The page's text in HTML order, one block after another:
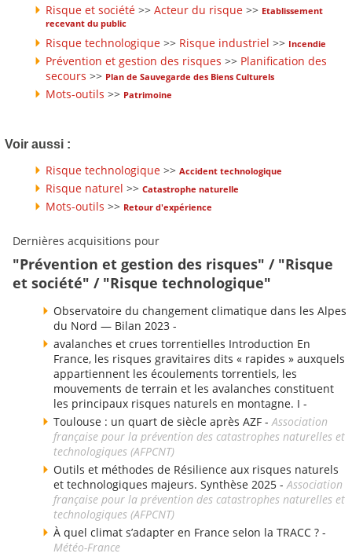
Risque et société >> Acteur du risque >> Etablissement
recevant du public
Risque technologique >> Risque industriel >> Incendie
Prévention et gestion des risques >> Planification des
secours >> Plan de Sauvegarde des Biens Culturels
Mots-outils >> Patrimoine
Voir aussi :
Risque technologique >> Accident technologique
Risque naturel >> Catastrophe naturelle
Mots-outils >> Retour d'expérience
Dernières acquisitions pour
"Prévention et gestion des risques" / "Risque
et société" / "Risque technologique"
Observatoire du changement climatique dans les Alpes
du Nord — Bilan 2023 -
avalanches et crues torrentielles Introduction En
France, les risques gravitaires dits « rapides » auxquels
appartiennent les écoulements torrentiels, les
mouvements de terrain et les avalanches constituent
les principaux risques naturels en montagne. I -
Toulouse : un quart de siècle après AZF -Association
française pour la prévention des catastrophes naturelles et
technologiques (AFPCNT)
Outils et méthodes de Résilience aux risques naturels
et technologiques majeurs. Synthèse 2025 -Association
française pour la prévention des catastrophes naturelles et
technologiques (AFPCNT)
À quel climat s’adapter en France selon la TRACC ? -
Météo-France